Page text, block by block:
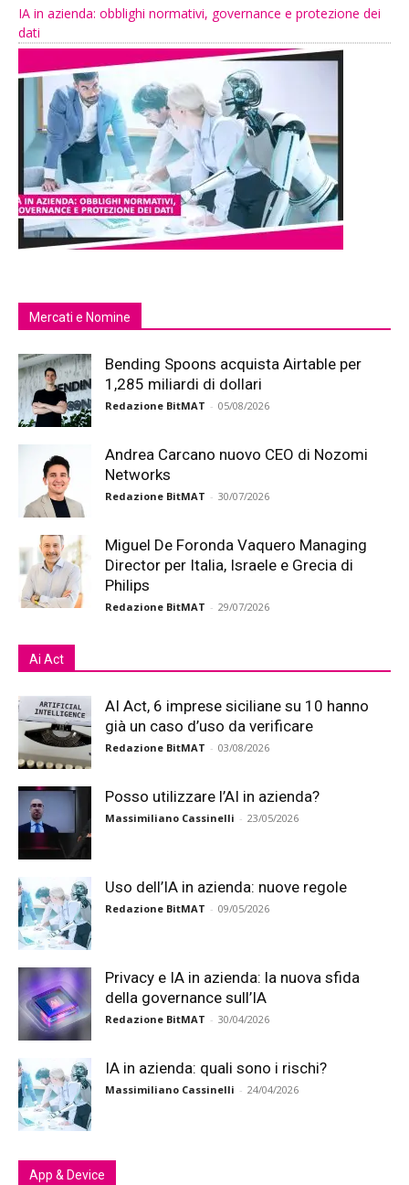
IA in azienda: obblighi normativi, governance e protezione dei
dati
Mercati e Nomine
Bending Spoons acquista Airtable per
1,285 miliardi di dollari
Redazione BitMAT - 05/08/2026
Andrea Carcano nuovo CEO di Nozomi
Networks
Redazione BitMAT - 30/07/2026
Miguel De Foronda Vaquero Managing
Director per Italia, Israele e Grecia di
Philips
Redazione BitMAT - 29/07/2026
Ai Act
AI Act, 6 imprese siciliane su 10 hanno
già un caso d’uso da verificare
Redazione BitMAT - 03/08/2026
Posso utilizzare l’AI in azienda?
Massimiliano Cassinelli - 23/05/2026
Uso dell’IA in azienda: nuove regole
Redazione BitMAT - 09/05/2026
Privacy e IA in azienda: la nuova sfida
della governance sull’IA
Redazione BitMAT - 30/04/2026
IA in azienda: quali sono i rischi?
Massimiliano Cassinelli - 24/04/2026
App & Device